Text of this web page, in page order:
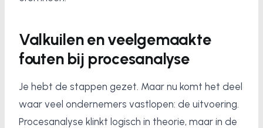
Valkuilen en veelgemaakte
fouten bij procesanalyse
Je hebt de stappen gezet. Maar nu komt het deel
waar veel ondernemers vastlopen: de uitvoering.
Procesanalyse klinkt logisch in theorie, maar in de